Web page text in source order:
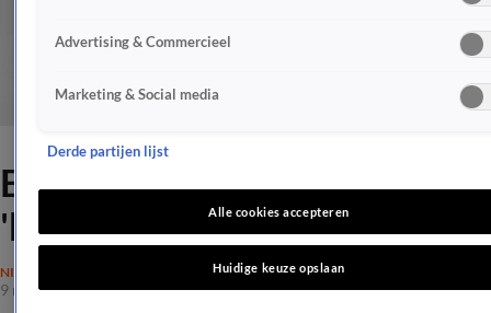
Excuses Charli XCX na
'boobflash'
NIEUWS
9 mei 2018, 21:06
Advertising & Commercieel
Marketing & Social media
Derde partijen lijst
Alle cookies accepteren
Huidige keuze opslaan